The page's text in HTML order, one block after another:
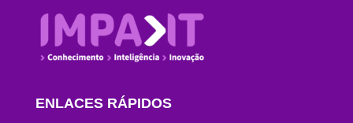
ENLACES RÁPIDOS